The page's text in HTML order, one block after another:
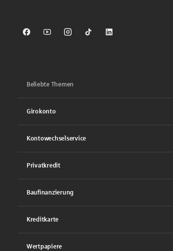
Sparkasse auf Facebook
Sparkasse auf Youtube
Sparkasse auf Instagram
Sparkasse auf TikTok
Sparkasse auf LinkedIn
Beliebte Themen
Girokonto
Kontowechselservice
Privatkredit
Baufinanzierung
Kreditkarte
Wertpapiere